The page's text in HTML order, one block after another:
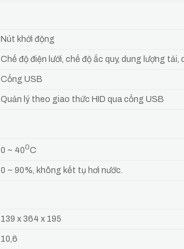
Nút khởi động
Chế độ điện lưới, chế độ ắc quy, dung lượng tải,
Cổng USB
Quản lý theo giao thức HID qua cổng USB
0 ~ 400C
0 ~ 90%, không kết tụ hơi nước.
139 x 364 x 195
10,6